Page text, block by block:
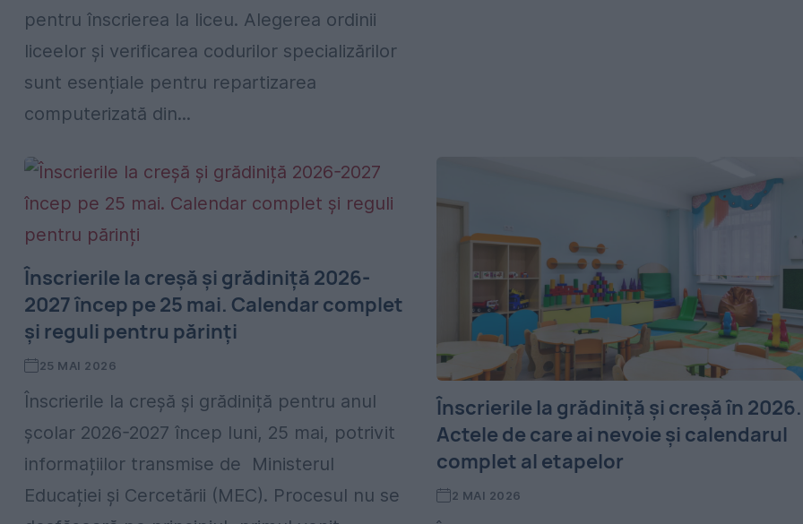
pentru înscrierea la liceu. Alegerea ordinii
liceelor și verificarea codurilor specializărilor
sunt esențiale pentru repartizarea
computerizată din...
Înscrierile la creșă și grădiniță 2026-
2027 încep pe 25 mai. Calendar complet
și reguli pentru părinți
25 MAI 2026
Înscrierile la creșă și grădiniță pentru anul
școlar 2026-2027 încep luni, 25 mai, potrivit
informațiilor transmise de Ministerul
Educației și Cercetării (MEC). Procesul nu se
Înscrierile la grădiniță și creșă în 2026.
Actele de care ai nevoie și calendarul
complet al etapelor
2 MAI 2026